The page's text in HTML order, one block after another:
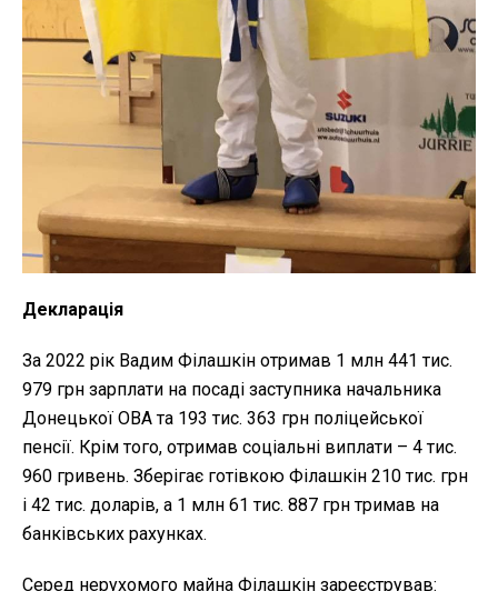
Декларація
За 2022 рік Вадим Філашкін отримав 1 млн 441 тис.
979 грн зарплати на посаді заступника начальника
Донецької ОВА та 193 тис. 363 грн поліцейської
пенсії. Крім того, отримав соціальні виплати – 4 тис.
960 гривень. Зберігає готівкою Філашкін 210 тис. грн
і 42 тис. доларів, а 1 млн 61 тис. 887 грн тримав на
банківських рахунках.
Серед нерухомого майна Філашкін зареєстрував: